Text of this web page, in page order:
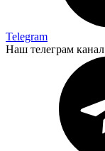
Telegram
Наш телеграм канал